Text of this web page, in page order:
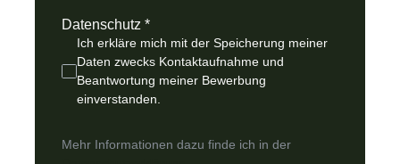
Datenschutz *
Ich erkläre mich mit der Speicherung meiner
Daten zwecks Kontaktaufnahme und
Beantwortung meiner Bewerbung
einverstanden.
Mehr Informationen dazu finde ich in der